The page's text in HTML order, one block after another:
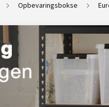
Opbevaringsbokse